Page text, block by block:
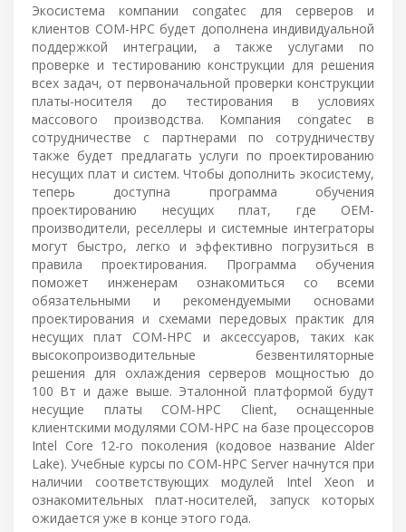
Экосистема компании congatec для серверов и
клиентов COM-HPC будет дополнена индивидуальной
поддержкой интеграции, а также услугами по
проверке и тестированию конструкции для решения
всех задач, от первоначальной проверки конструкции
платы-носителя до тестирования в условиях
массового производства. Компания congatec в
сотрудничестве с партнерами по сотрудничеству
также будет предлагать услуги по проектированию
несущих плат и систем. Чтобы дополнить экосистему,
теперь доступна программа обучения
проектированию несущих плат, где OEM-
производители, реселлеры и системные интеграторы
могут быстро, легко и эффективно погрузиться в
правила проектирования. Программа обучения
поможет инженерам ознакомиться со всеми
обязательными и рекомендуемыми основами
проектирования и схемами передовых практик для
несущих плат COM-HPC и аксессуаров, таких как
высокопроизводительные безвентиляторные
решения для охлаждения серверов мощностью до
100 Вт и даже выше. Эталонной платформой будут
несущие платы COM-HPC Client, оснащенные
клиентскими модулями COM-HPC на базе процессоров
Intel Core 12-го поколения (кодовое название Alder
Lake). Учебные курсы по COM-HPC Server начнутся при
наличии соответствующих модулей Intel Xeon и
ознакомительных плат-носителей, запуск которых
ожидается уже в конце этого года.